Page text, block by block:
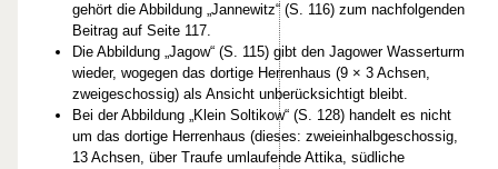
gehört die Abbildung „Jannewitz“ (S. 116) zum nachfolgenden
Beitrag auf Seite 117.
Die Abbildung „Jagow“ (S. 115) gibt den Jagower Wasserturm
wieder, wogegen das dortige Herrenhaus (9 × 3 Achsen,
zweigeschossig) als Ansicht unberücksichtigt bleibt.
Bei der Abbildung „Klein Soltikow“ (S. 128) handelt es nicht
um das dortige Herrenhaus (dieses: zweieinhalbgeschossig,
13 Achsen, über Traufe umlaufende Attika, südliche